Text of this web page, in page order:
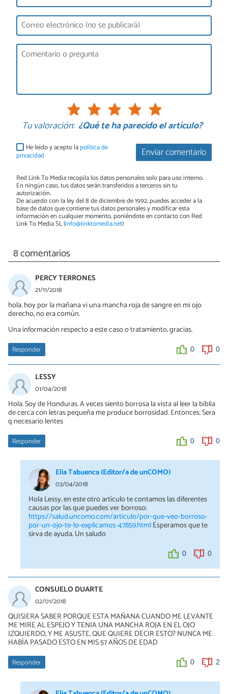
Tu valoración: ¿Qué te ha parecido el artículo?
Enviar comentario
He leído y acepto lapolítica de
privacidad
Red Link To Media recopila los datos personales solo para uso interno.
En ningún caso, tus datos serán transferidos a terceros sin tu
autorización.
De acuerdo con la ley del 8 de diciembre de 1992, puedes acceder a la
base de datos que contiene tus datos personales y modificar esta
información en cualquier momento, poniéndote en contacto con Red
Link To Media SL (info@linktomedia.net)
8 comentarios
PERCY TERRONES
21/11/2018
hola. hoy por la mañana vi una mancha roja de sangre en mi ojo
derecho, no era común.
Una información respecto a este caso o tratamiento, gracias.
Responder 0 0
LESSY
01/04/2018
Hola. Soy de Honduras. A veces siento borrosa la vista al leer la biblia
de cerca con letras pequeña me produce borrosidad. Entonces. Sera
q necesario lentes
Responder 0 0
Elia Tabuenca (Editor/a de unCOMO)
03/04/2018
Hola Lessy, en este otro artículo te contamos las diferentes
causas por las que puedes ver borroso:
https://salud.uncomo.com/articulo/por-que-veo-borroso-
por-un-ojo-te-lo-explicamos-47859.htmlEsperamos que te
sirva de ayuda. Un saludo
0 0
CONSUELO DUARTE
02/01/2018
QUISIERA SABER PORQUE ESTA MAÑANA CUANDO ME LEVANTE
ME MIRE AL ESPEJO Y TENIA UNA MANCHA ROJA EN EL OJO
IZQUIERDO, Y ME ASUSTE, QUE QUIERE DECIR ESTO? NUNCA ME
HABÌA PASADO ESTO EN MIS 57 AÑOS DE EDAD
Responder 0 2